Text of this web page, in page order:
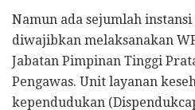
Namun ada sejumlah
diwajibkan melaksanakan
Jabatan Pimpinan Tinggi
Pengawas. Unit layanan
kependudukan